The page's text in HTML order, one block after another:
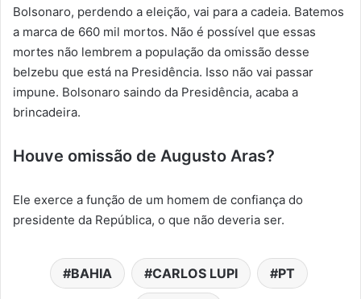
Bolsonaro, perdendo a eleição, vai para a cadeia. Batemos
a marca de 660 mil mortos. Não é possível que essas
mortes não lembrem a população da omissão desse
belzebu que está na Presidência. Isso não vai passar
impune. Bolsonaro saindo da Presidência, acaba a
brincadeira.
Houve omissão de Augusto Aras?
Ele exerce a função de um homem de confiança do
presidente da República, o que não deveria ser.
BAHIA CARLOS LUPI PT